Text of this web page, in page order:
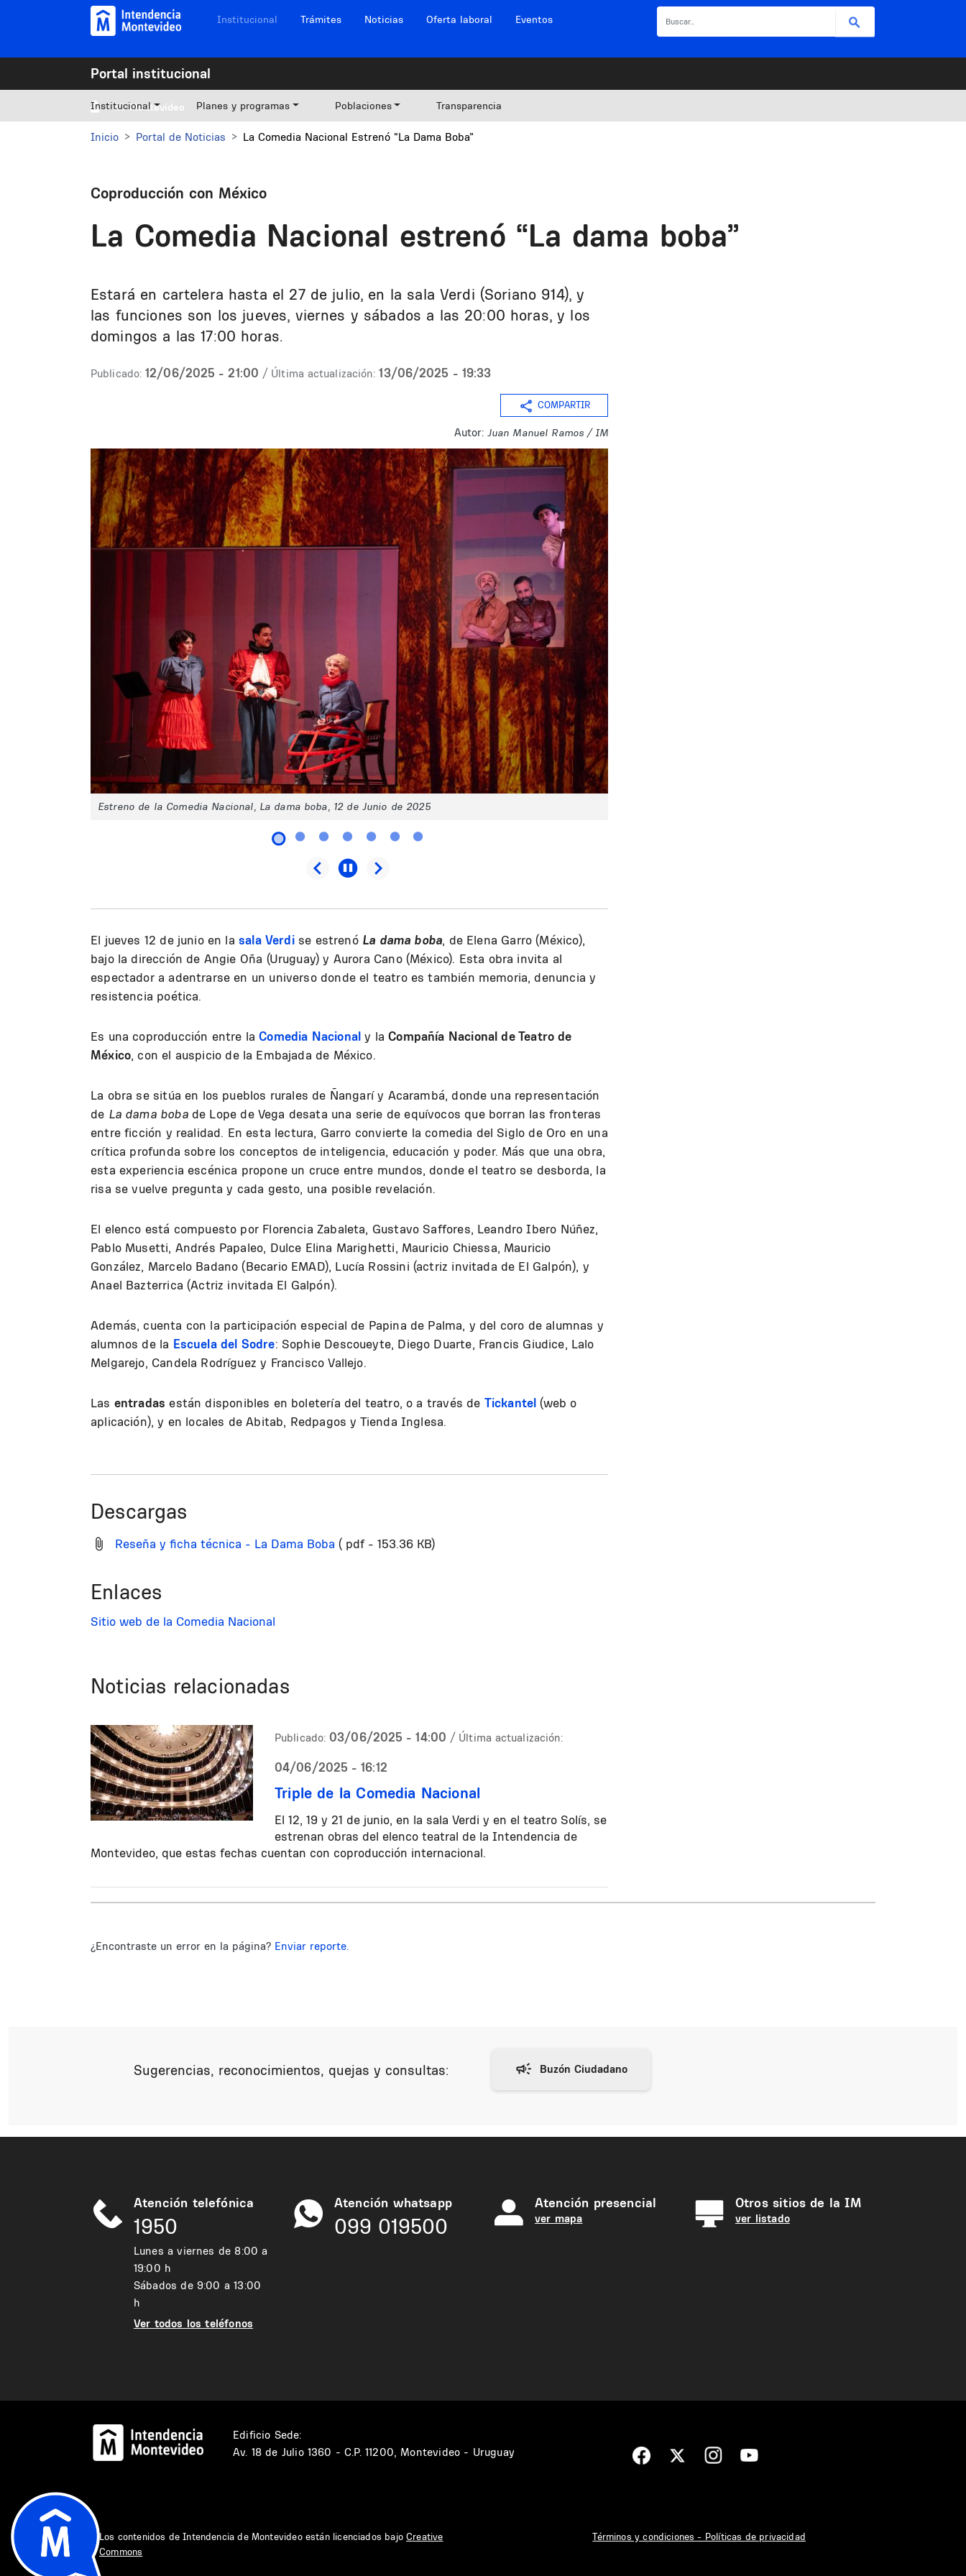
Pasar al contenido principal Navegación sitios
Institucional Trámites Noticias Oferta laboral Eventos
Portal institucional
Mi Montevideo
Institucional Planes y programas Poblaciones Transparencia
Inicio Portal de Noticias La Comedia Nacional Estrenó “La Dama Boba”
Coproducción con México
La Comedia Nacional estrenó “La dama boba”
Estará en cartelera hasta el 27 de julio, en la sala Verdi (Soriano 914), y
las funciones son los jueves, viernes y sábados a las 20:00 horas, y los
domingos a las 17:00 horas.
Publicado: 12/06/2025 - 21:00 / Última actualización: 13/06/2025 - 19:33
COMPARTIR
Autor: Juan Manuel Ramos / IM
Estreno de la Comedia Nacional, La dama boba, 12 de Junio de 2025
El jueves 12 de junio en lasala Verdise estrenó La dama boba, de Elena Garro (México),
bajo la dirección de Angie Oña (Uruguay) y Aurora Cano (México). Esta obra invita al
espectador a adentrarse en un universo donde el teatro es también memoria, denuncia y
resistencia poética.
Es una coproducción entre laComedia Nacional y laCompañía Nacional de Teatro de
México, con el auspicio de la Embajada de México.
La obra se sitúa en los pueblos rurales de Ñangarí y Acarambá, donde una representación
de La dama bobade Lope de Vega desata una serie de equívocos que borran las fronteras
entre ficción y realidad. En esta lectura, Garro convierte la comedia del Siglo de Oro en una
crítica profunda sobre los conceptos de inteligencia, educación y poder. Más que una obra,
esta experiencia escénica propone un cruce entre mundos, donde el teatro se desborda, la
risa se vuelve pregunta y cada gesto, una posible revelación.
El elenco está compuesto por Florencia Zabaleta, Gustavo Saffores, Leandro Ibero Núñez,
Pablo Musetti, Andrés Papaleo, Dulce Elina Marighetti, Mauricio Chiessa, Mauricio
González, Marcelo Badano (Becario EMAD), Lucía Rossini (actriz invitada de El Galpón), y
Anael Bazterrica (Actriz invitada El Galpón).
Además, cuenta con la participación especial de Papina de Palma, y del coro de alumnas y
alumnos de la Escuela del Sodre: Sophie Descoueyte, Diego Duarte, Francis Giudice, Lalo
Melgarejo, Candela Rodríguez y Francisco Vallejo.
Las entradasestán disponibles en boletería del teatro, o a través de Tickantel (web o
aplicación), y en locales de Abitab, Redpagos y Tienda Inglesa.
Descargas
Reseña y ficha técnica - La Dama Boba ( pdf - 153.36 KB)
Enlaces
Sitio web de la Comedia Nacional
Noticias relacionadas
Publicado: 03/06/2025 - 14:00 / Última actualización:
04/06/2025 - 16:12
Triple de la Comedia Nacional
El 12, 19 y 21 de junio, en la sala Verdi y en el teatro Solís, se
estrenan obras del elenco teatral de la Intendencia de
Montevideo, que estas fechas cuentan con coproducción internacional.
¿Encontraste un error en la página? Enviar reporte.
Sugerencias, reconocimientos, quejas y consultas:
Atención telefónica
1950
Lunes a viernes de 8:00 a
19:00 h
Sábados de 9:00 a 13:00
h
Ver todos los teléfonos
Atención whatsapp
099 019500
Atención presencial
ver mapa
Otros sitios de la IM
ver listado
Edificio Sede:
Av. 18 de Julio 1360 - C.P. 11200, Montevideo - Uruguay
Los contenidos de Intendencia de Montevideo están licenciados bajoCreative
Commons
Términos y condiciones - Políticas de privacidad